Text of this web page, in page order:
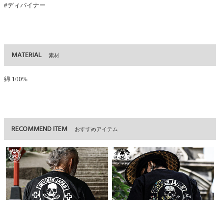
#ディバイナー
MATERIAL 素材
綿 100%
RECOMMEND ITEM おすすめアイテム